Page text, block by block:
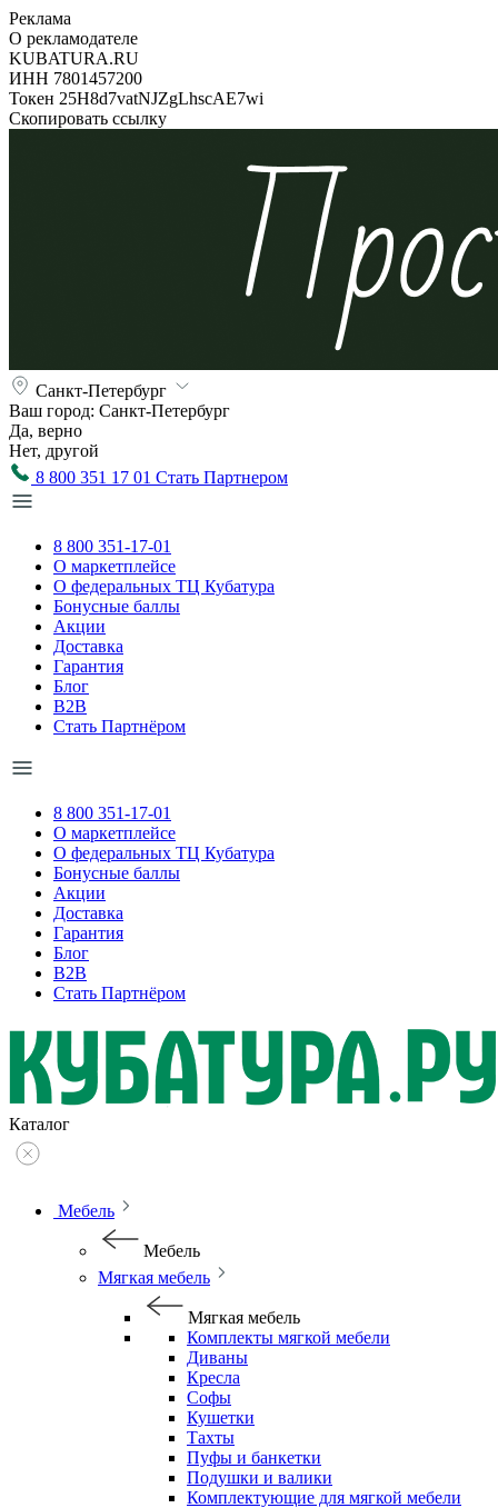
Реклама
О рекламодателе
KUBATURA.RU
ИНН 7801457200
Токен 25H8d7vatNJZgLhscAE7wi
Скопировать ссылку
Санкт-Петербург
Ваш город: Санкт-Петербург
Да, верно
Нет, другой
8 800 351 17 01 Стать Партнером
8 800 351-17-01
О маркетплейсе
О федеральных ТЦ Кубатура
Бонусные баллы
Акции
Доставка
Гарантия
Блог
B2B
Стать Партнёром
8 800 351-17-01
О маркетплейсе
О федеральных ТЦ Кубатура
Бонусные баллы
Акции
Доставка
Гарантия
Блог
B2B
Стать Партнёром
Каталог
Мебель
Мебель
Мягкая мебель
Мягкая мебель
Комплекты мягкой мебели
Диваны
Кресла
Софы
Кушетки
Тахты
Пуфы и банкетки
Подушки и валики
Комплектующие для мягкой мебели